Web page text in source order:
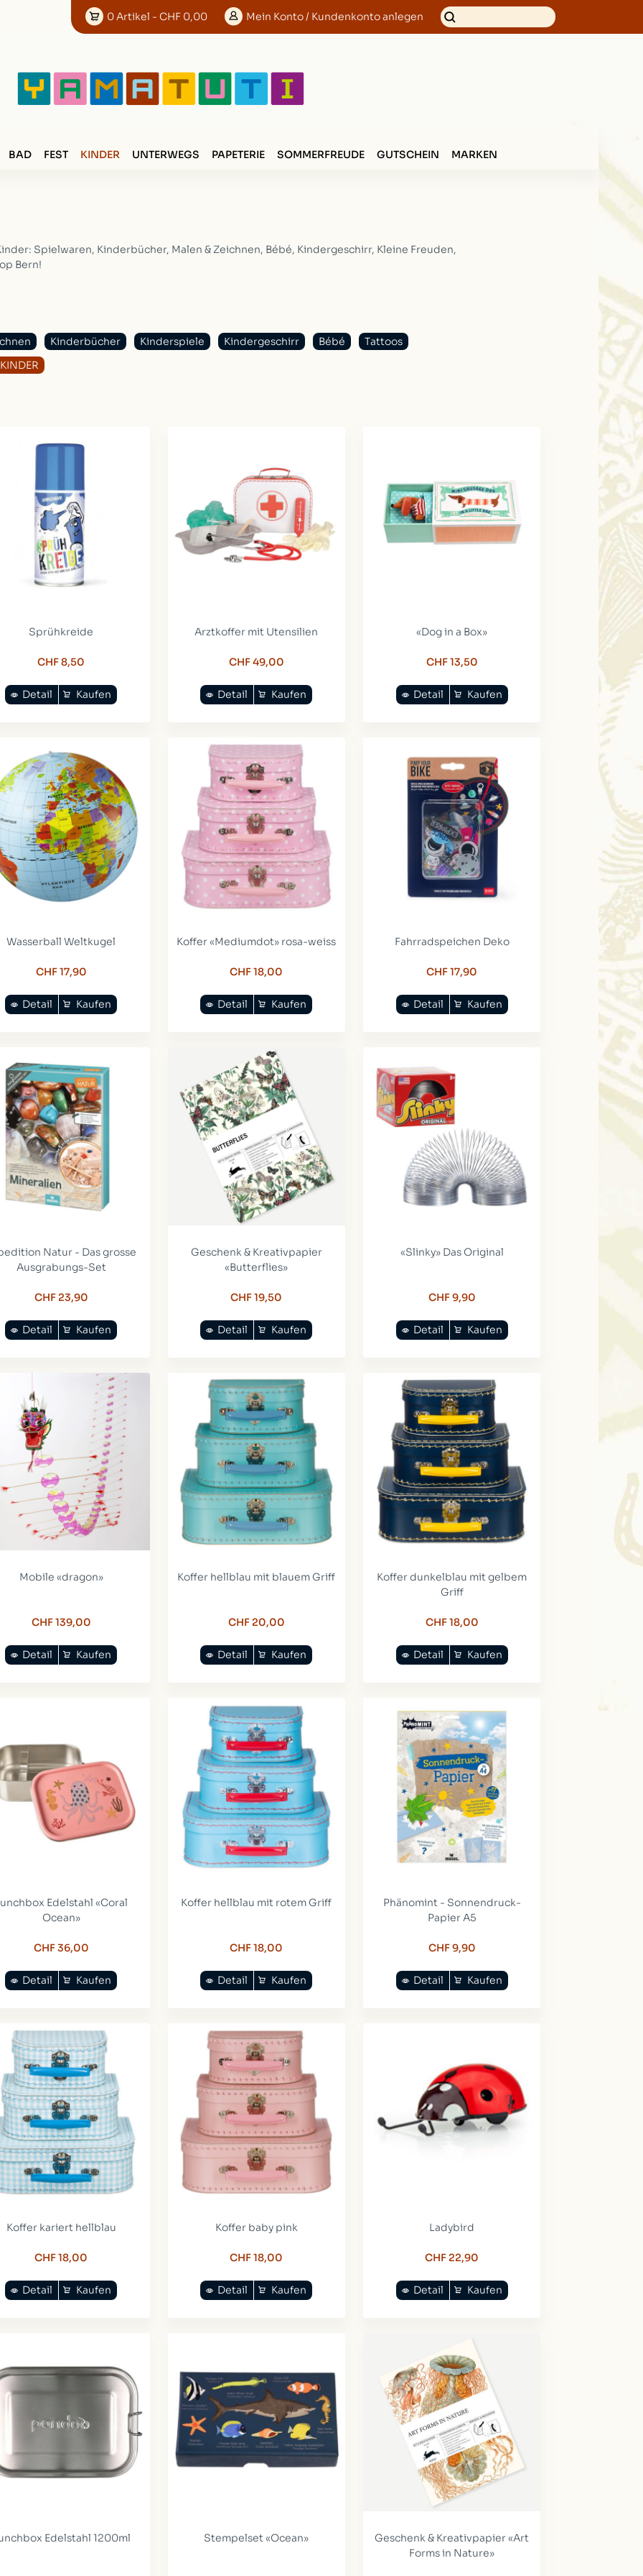
0Artikel - CHF 0,00 Mein Konto/ Kundenkonto anlegen
BAD FEST KINDER UNTERWEGS PAPETERIE SOMMERFREUDE GUTSCHEIN MARKEN
Spielwaren, Kinderbücher, Malen & Zeichnen, Bébé, Kindergeschirr, Kleine Freuden,
Bern!
Kinderbücher Kinderspiele Kindergeschirr Bébé
Tattoos
Sprühkreide
CHF 8,50
Kaufen
Detail
Arztkoffer mit Utensilien
CHF 49,00
Kaufen
Detail
«Dog in a Box»
CHF 13,50
Kaufen
Detail
Wasserball Weltkugel
CHF 17,90
Kaufen
Detail
Koffer «Mediumdot» rosa-weiss
CHF 18,00
Kaufen
Detail
Fahrradspeichen Deko
CHF 17,90
Kaufen
Detail
Natur - Das grosse
Ausgrabungs-Set
CHF 23,90
Kaufen
Detail
Geschenk & Kreativpapier
«Butterflies»
CHF 19,50
Kaufen
Detail
«Slinky» Das Original
CHF 9,90
Kaufen
Detail
Mobile «dragon»
CHF 139,00
Kaufen
Detail
Koffer hellblau mit blauem Griff
CHF 20,00
Kaufen
Detail
Koffer dunkelblau mit gelbem
Griff
CHF 18,00
Kaufen
Detail
Edelstahl «Coral
Ocean»
CHF 36,00
Kaufen
Detail
Koffer hellblau mit rotem Griff
CHF 18,00
Kaufen
Detail
Phänomint - Sonnendruck-
Papier A5
CHF 9,90
Kaufen
Detail
Koffer kariert hellblau
CHF 18,00
Kaufen
Detail
Koffer baby pink
CHF 18,00
Kaufen
Detail
Ladybird
CHF 22,90
Kaufen
Detail
Edelstahl 1200ml Stempelset «Ocean»
Geschenk & Kreativpapier «Art
Forms in Nature»